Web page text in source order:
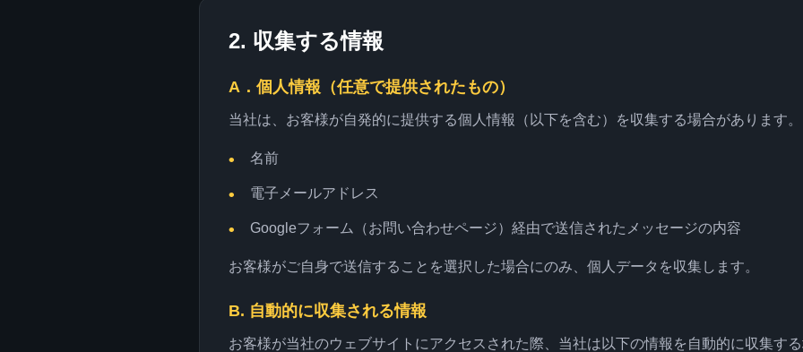
2. 収集する情報
A．個人情報（任意で提供されたもの）
当社は、お客様が自発的に提供する個人情報（以下を含む）を収集する場合があります。
名前
電子メールアドレス
Googleフォーム（お問い合わせページ）経由で送信されたメッセージの内容
お客様がご自身で送信することを選択した場合にのみ、個人データを収集します。
B. 自動的に収集される情報
お客様が当社のウェブサイトにアクセスされた際、当社は以下の情報を自動的に収集す